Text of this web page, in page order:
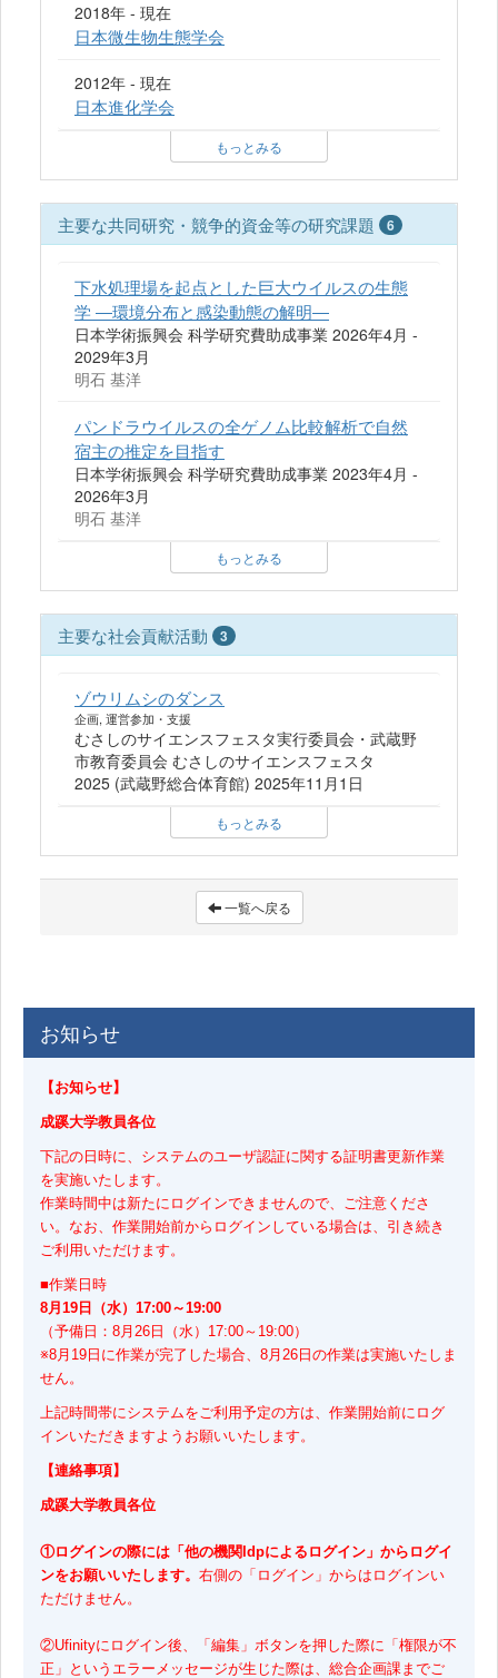
2018年 - 現在
日本微生物生態学会
2012年 - 現在
日本進化学会
もっとみる
主要な共同研究・競争的資金等の研究課題 6
下水処理場を起点とした巨大ウイルスの生態
学 ―環境分布と感染動態の解明―
日本学術振興会 科学研究費助成事業 2026年4月 -
2029年3月
明石 基洋
パンドラウイルスの全ゲノム比較解析で自然
宿主の推定を目指す
日本学術振興会 科学研究費助成事業 2023年4月 -
2026年3月
明石 基洋
もっとみる
主要な社会貢献活動 3
ゾウリムシのダンス
企画, 運営参加・支援
むさしのサイエンスフェスタ実行委員会・武蔵野
市教育委員会 むさしのサイエンスフェスタ
2025 (武蔵野総合体育館) 2025年11月1日
もっとみる
一覧へ戻る
お知らせ
【お知らせ】
成蹊大学教員各位
下記の日時に、システムのユーザ認証に関する証明書更新作業
を実施いたします。
作業時間中は新たにログインできませんので、ご注意くださ
い。なお、作業開始前からログインしている場合は、引き続き
ご利用いただけます。
■作業日時
8月19日（水）17:00～19:00
（予備日：8月26日（水）17:00～19:00）
※8月19日に作業が完了した場合、8月26日の作業は実施いたしま
せん。
上記時間帯にシステムをご利用予定の方は、作業開始前にログ
インいただきますようお願いいたします。
【連絡事項】
成蹊大学教員各位
①ログインの際には「他の機関Idpによるログイン」からログイ
ンをお願いいたします。 右側の「ログイン」からはログインい
ただけません。
②Ufinityにログイン後、「編集」ボタンを押した際に「権限が不
正」というエラーメッセージが生じた際は、総合企画課までご